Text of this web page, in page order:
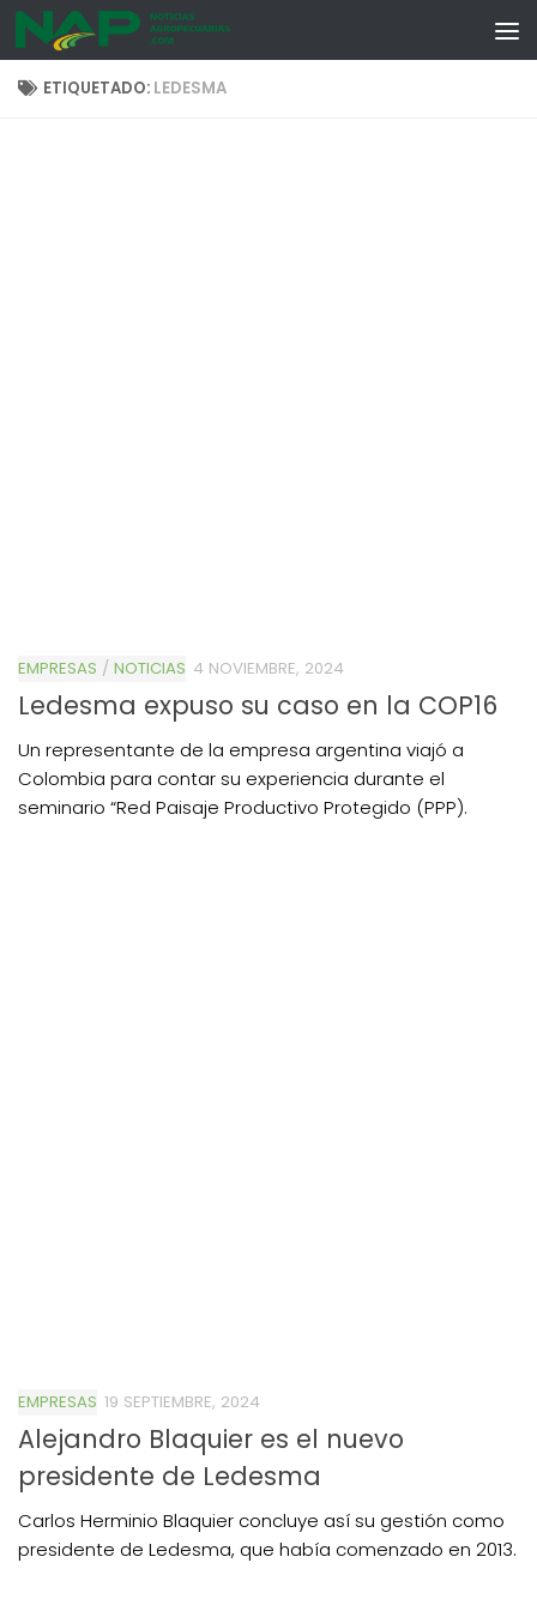
Skip to content
ETIQUETADO: LEDESMA
EMPRESAS / NOTICIAS 4 NOVIEMBRE, 2024
Ledesma expuso su caso en la COP16
Un representante de la empresa argentina viajó a
Colombia para contar su experiencia durante el
seminario “Red Paisaje Productivo Protegido (PPP).
EMPRESAS 19 SEPTIEMBRE, 2024
Alejandro Blaquier es el nuevo
presidente de Ledesma
Carlos Herminio Blaquier concluye así su gestión como
presidente de Ledesma, que había comenzado en 2013.